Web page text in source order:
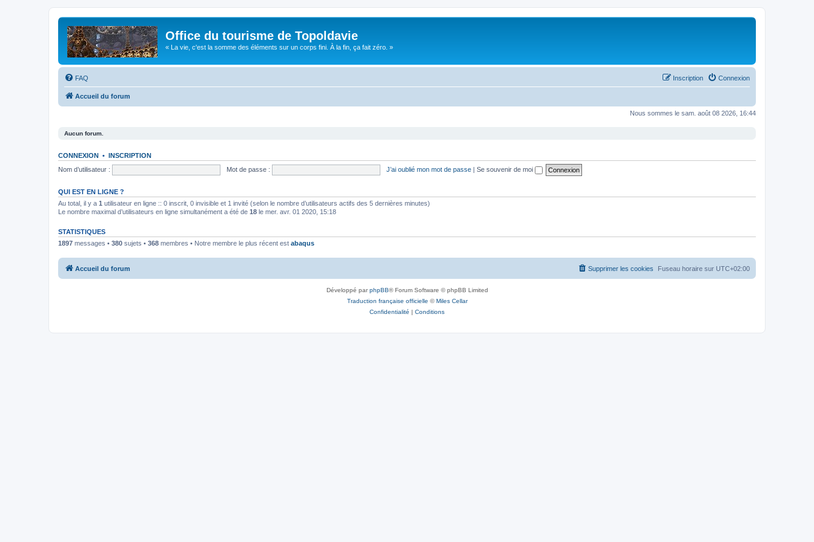
Office du tourisme de Topoldavie
« La vie, c'est la somme des éléments sur un corps fini. À la fin, ça fait zéro. »
FAQ Connexion
Inscription
Accueil du forum
Nous sommes le sam. août 08 2026, 16:44
Aucun forum.
CONNEXION • INSCRIPTION
Nom d’utilisateur :
Mot de passe : J’ai oublié mon mot de passe | Se souvenir de moi
QUI EST EN LIGNE ?
Au total, il y a 1 utilisateur en ligne :: 0 inscrit, 0 invisible et 1 invité (selon le nombre d’utilisateurs actifs des 5 dernières minutes)
Le nombre maximal d’utilisateurs en ligne simultanément a été de 18 le mer. avr. 01 2020, 15:18
STATISTIQUES
1897 messages • 380 sujets • 368 membres • Notre membre le plus récent est abaqus
Accueil du forum Fuseau horaire sur UTC+02:00
Supprimer les cookies
Développé parphpBB® Forum Software © phpBB Limited
Traduction française officielle ©Miles Cellar
Confidentialité | Conditions